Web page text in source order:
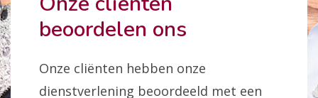
beoordelen ons
Onze cliënten hebben onze
dienstverlening beoordeeld met een